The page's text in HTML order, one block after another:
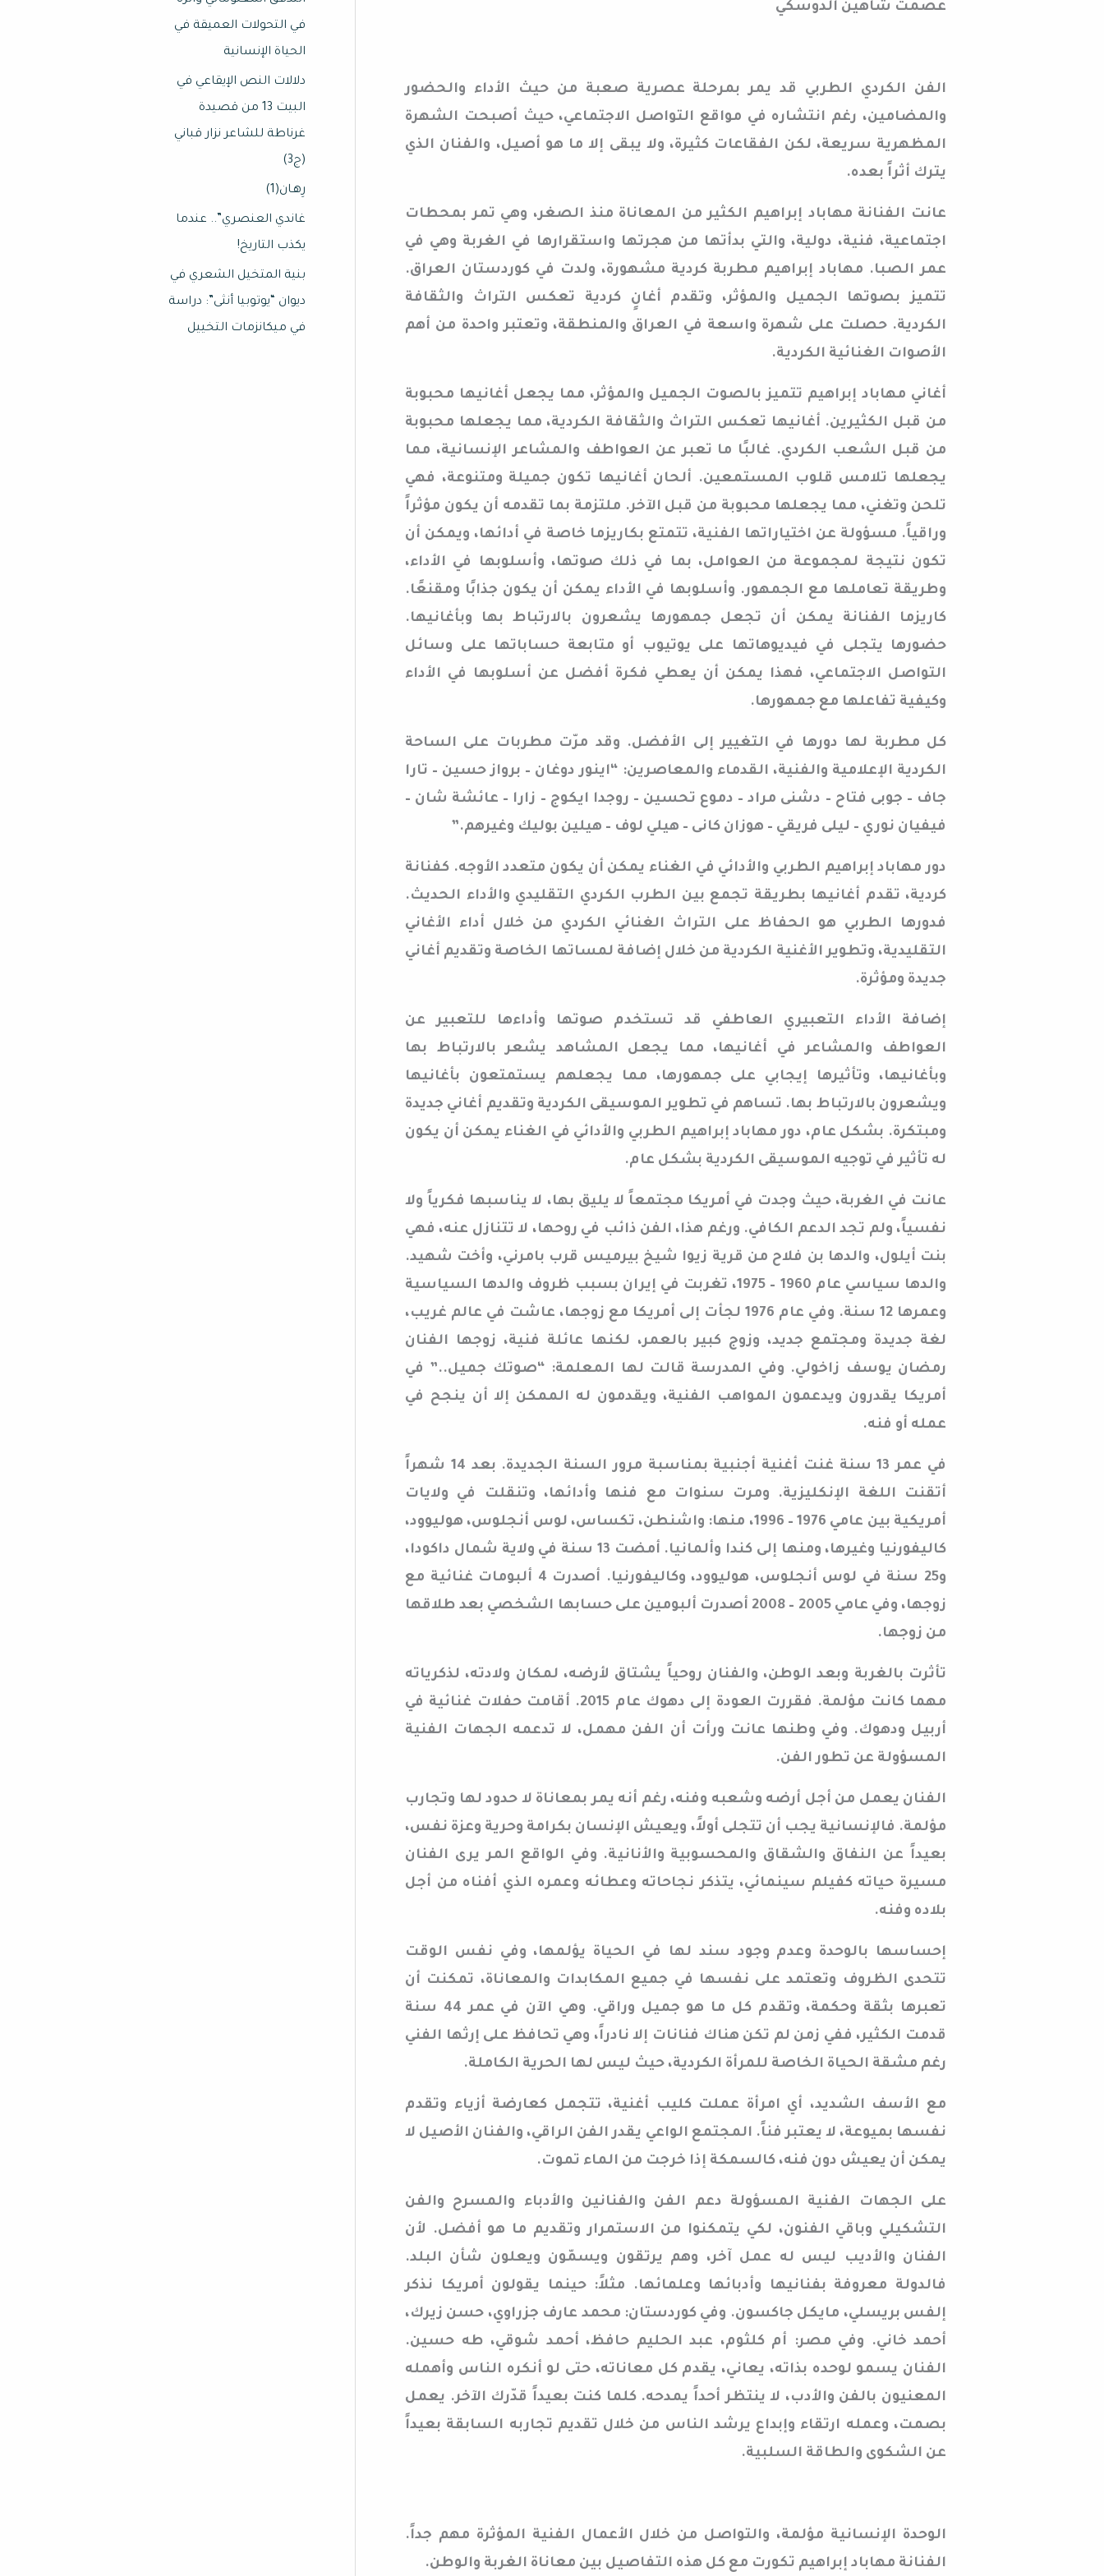
عصمت شاهين الدوسكي
الفن الكردي الطربي قد يمر بمرحلة عصرية صعبة من حيث الأداء والحضور
والمضامين، رغم انتشاره في مواقع التواصل الاجتماعي، حيث أصبحت الشهرة
المظهرية سريعة، لكن الفقاعات كثيرة، ولا يبقى إلا ما هو أصيل، والفنان الذي
يترك أثراً بعده.
عانت الفنانة مهاباد إبراهيم الكثير من المعاناة منذ الصغر، وهي تمر بمحطات
اجتماعية، فنية، دولية، والتي بدأتها من هجرتها واستقرارها في الغربة وهي في
عمر الصبا. مهاباد إبراهيم مطربة كردية مشهورة، ولدت في كوردستان العراق.
تتميز بصوتها الجميل والمؤثر، وتقدم أغانٍ كردية تعكس التراث والثقافة
الكردية. حصلت على شهرة واسعة في العراق والمنطقة، وتعتبر واحدة من أهم
الأصوات الغنائية الكردية.
أغاني مهاباد إبراهيم تتميز بالصوت الجميل والمؤثر، مما يجعل أغانيها محبوبة
من قبل الكثيرين. أغانيها تعكس التراث والثقافة الكردية، مما يجعلها محبوبة
من قبل الشعب الكردي. غالبًا ما تعبر عن العواطف والمشاعر الإنسانية، مما
يجعلها تلامس قلوب المستمعين. ألحان أغانيها تكون جميلة ومتنوعة، فهي
تلحن وتغني، مما يجعلها محبوبة من قبل الآخر. ملتزمة بما تقدمه أن يكون مؤثراً
وراقياً. مسؤولة عن اختياراتها الفنية، تتمتع بكاريزما خاصة في أدائها، ويمكن أن
تكون نتيجة لمجموعة من العوامل، بما في ذلك صوتها، وأسلوبها في الأداء،
وطريقة تعاملها مع الجمهور. وأسلوبها في الأداء يمكن أن يكون جذابًا ومقنعًا.
كاريزما الفنانة يمكن أن تجعل جمهورها يشعرون بالارتباط بها وبأغانيها.
حضورها يتجلى في فيديوهاتها على يوتيوب أو متابعة حساباتها على وسائل
التواصل الاجتماعي، فهذا يمكن أن يعطي فكرة أفضل عن أسلوبها في الأداء
وكيفية تفاعلها مع جمهورها.
كل مطربة لها دورها في التغيير إلى الأفضل. وقد مرّت مطربات على الساحة
الكردية الإعلامية والفنية، القدماء والمعاصرين: “اينور دوغان – برواز حسين – تارا
جاف – جوبى فتاح – دشنى مراد – دموع تحسين – روجدا ايكوج – زارا – عائشة شان –
فيفيان نوري – ليلى فريقي – هوزان كانى – هيلي لوف – هيلين بوليك وغيرهم.”
دور مهاباد إبراهيم الطربي والأدائي في الغناء يمكن أن يكون متعدد الأوجه. كفنانة
كردية، تقدم أغانيها بطريقة تجمع بين الطرب الكردي التقليدي والأداء الحديث.
فدورها الطربي هو الحفاظ على التراث الغنائي الكردي من خلال أداء الأغاني
التقليدية، وتطوير الأغنية الكردية من خلال إضافة لمساتها الخاصة وتقديم أغاني
جديدة ومؤثرة.
إضافة الأداء التعبيري العاطفي قد تستخدم صوتها وأداءها للتعبير عن
العواطف والمشاعر في أغانيها، مما يجعل المشاهد يشعر بالارتباط بها
وبأغانيها، وتأثيرها إيجابي على جمهورها، مما يجعلهم يستمتعون بأغانيها
ويشعرون بالارتباط بها. تساهم في تطوير الموسيقى الكردية وتقديم أغاني جديدة
ومبتكرة. بشكل عام، دور مهاباد إبراهيم الطربي والأدائي في الغناء يمكن أن يكون
له تأثير في توجيه الموسيقى الكردية بشكل عام.
عانت في الغربة، حيث وجدت في أمريكا مجتمعاً لا يليق بها، لا يناسبها فكرياً ولا
نفسياً، ولم تجد الدعم الكافي. ورغم هذا، الفن ذائب في روحها، لا تتنازل عنه، فهي
بنت أيلول، والدها بن فلاح من قرية زيوا شيخ بيرميس قرب بامرني، وأخت شهيد.
والدها سياسي عام 1960 – 1975، تغربت في إيران بسبب ظروف والدها السياسية
وعمرها 12 سنة. وفي عام 1976 لجأت إلى أمريكا مع زوجها، عاشت في عالم غريب،
لغة جديدة ومجتمع جديد، وزوج كبير بالعمر، لكنها عائلة فنية، زوجها الفنان
رمضان يوسف زاخولي. وفي المدرسة قالت لها المعلمة: “صوتك جميل..” في
أمريكا يقدرون ويدعمون المواهب الفنية، ويقدمون له الممكن إلا أن ينجح في
عمله أو فنه.
في عمر 13 سنة غنت أغنية أجنبية بمناسبة مرور السنة الجديدة. بعد 14 شهراً
أتقنت اللغة الإنكليزية. ومرت سنوات مع فنها وأدائها، وتنقلت في ولايات
أمريكية بين عامي 1976 – 1996، منها: واشنطن، تكساس، لوس أنجلوس، هوليوود،
كاليفورنيا وغيرها، ومنها إلى كندا وألمانيا. أمضت 13 سنة في ولاية شمال داكودا،
و25 سنة في لوس أنجلوس، هوليوود، وكاليفورنيا. أصدرت 4 ألبومات غنائية مع
زوجها، وفي عامي 2005 – 2008 أصدرت ألبومين على حسابها الشخصي بعد طلاقها
من زوجها.
تأثرت بالغربة وبعد الوطن، والفنان روحياً يشتاق لأرضه، لمكان ولادته، لذكرياته
مهما كانت مؤلمة. فقررت العودة إلى دهوك عام 2015. أقامت حفلات غنائية في
أربيل ودهوك. وفي وطنها عانت ورأت أن الفن مهمل، لا تدعمه الجهات الفنية
المسؤولة عن تطور الفن.
الفنان يعمل من أجل أرضه وشعبه وفنه، رغم أنه يمر بمعاناة لا حدود لها وتجارب
مؤلمة. فالإنسانية يجب أن تتجلى أولاً، ويعيش الإنسان بكرامة وحرية وعزة نفس،
بعيداً عن النفاق والشقاق والمحسوبية والأنانية. وفي الواقع المر يرى الفنان
مسيرة حياته كفيلم سينمائي، يتذكر نجاحاته وعطائه وعمره الذي أفناه من أجل
بلاده وفنه.
إحساسها بالوحدة وعدم وجود سند لها في الحياة يؤلمها، وفي نفس الوقت
تتحدى الظروف وتعتمد على نفسها في جميع المكابدات والمعاناة، تمكنت أن
تعبرها بثقة وحكمة، وتقدم كل ما هو جميل وراقي. وهي الآن في عمر 44 سنة
قدمت الكثير، ففي زمن لم تكن هناك فنانات إلا نادراً، وهي تحافظ على إرثها الفني
رغم مشقة الحياة الخاصة للمرأة الكردية، حيث ليس لها الحرية الكاملة.
مع الأسف الشديد، أي امرأة عملت كليب أغنية، تتجمل كعارضة أزياء وتقدم
نفسها بميوعة، لا يعتبر فناً. المجتمع الواعي يقدر الفن الراقي، والفنان الأصيل لا
يمكن أن يعيش دون فنه، كالسمكة إذا خرجت من الماء تموت.
على الجهات الفنية المسؤولة دعم الفن والفنانين والأدباء والمسرح والفن
التشكيلي وباقي الفنون، لكي يتمكنوا من الاستمرار وتقديم ما هو أفضل. لأن
الفنان والأديب ليس له عمل آخر، وهم يرتقون ويسمّون ويعلون شأن البلد.
فالدولة معروفة بفنانيها وأدبائها وعلمائها. مثلاً: حينما يقولون أمريكا نذكر
إلفس بريسلي، مايكل جاكسون. وفي كوردستان: محمد عارف جزراوي، حسن زيرك،
أحمد خاني. وفي مصر: أم كلثوم، عبد الحليم حافظ، أحمد شوقي، طه حسين.
الفنان يسمو لوحده بذاته، يعاني، يقدم كل معاناته، حتى لو أنكره الناس وأهمله
المعنيون بالفن والأدب، لا ينتظر أحداً يمدحه. كلما كنت بعيداً قدّرك الآخر. يعمل
بصمت، وعمله ارتقاء وإبداع يرشد الناس من خلال تقديم تجاربه السابقة بعيداً
عن الشكوى والطاقة السلبية.
الوحدة الإنسانية مؤلمة، والتواصل من خلال الأعمال الفنية المؤثرة مهم جداً.
الفنانة مهاباد إبراهيم تكورت مع كل هذه التفاصيل بين معاناة الغربة والوطن.
في التحولات العميقة في
الحياة الإنسانية
دلالات النص الإيقاعي في
البيت 13 من قصيدة
غرناطة للشاعر نزار قباني
(ج3)
رِهـان(1)
غاندي العنصري”.. عندما
يكذب التاريخ!
بنية المتخيل الشعري في
ديوان “يوتوبيا أنثى”: دراسة
في ميكانزمات التخييل